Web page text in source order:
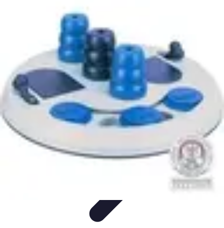
Rejoindre un ClubGestion de Club
Formation d'ÉquipeCoaching et Équipe
Club de Basket